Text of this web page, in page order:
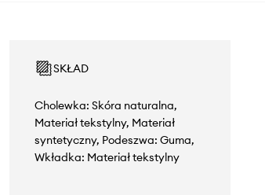
SKŁAD
Cholewka: Skóra naturalna,
Materiał tekstylny, Materiał
syntetyczny, Podeszwa: Guma,
Wkładka: Materiał tekstylny